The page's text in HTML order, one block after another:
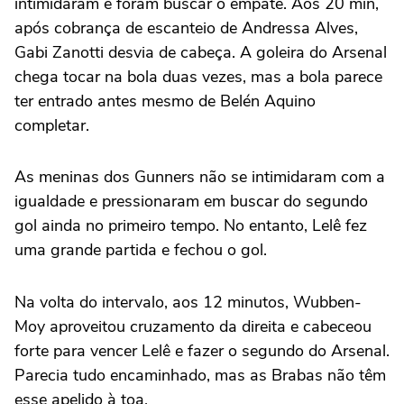
após cobrança de escanteio de Andressa Alves,
Gabi Zanotti desvia de cabeça. A goleira do Arsenal
chega tocar na bola duas vezes, mas a bola parece
ter entrado antes mesmo de Belén Aquino
completar.
As meninas dos Gunners não se intimidaram com a
igualdade e pressionaram em buscar do segundo
gol ainda no primeiro tempo. No entanto, Lelê fez
uma grande partida e fechou o gol.
Na volta do intervalo, aos 12 minutos, Wubben-
Moy aproveitou cruzamento da direita e cabeceou
forte para vencer Lelê e fazer o segundo do Arsenal.
Parecia tudo encaminhado, mas as Brabas não têm